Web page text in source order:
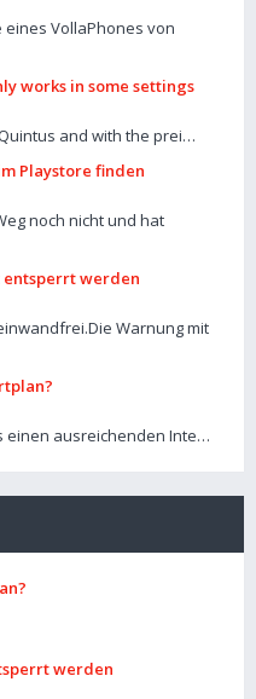
VollaPhones von
works in some settings
and with the prei…
Playstore finden
noch nicht und hat
entsperrt werden
Warnung mit
einen ausreichenden Inte…
werden